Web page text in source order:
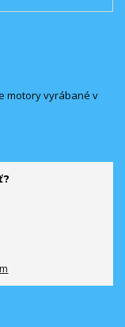
motory vyrábané v